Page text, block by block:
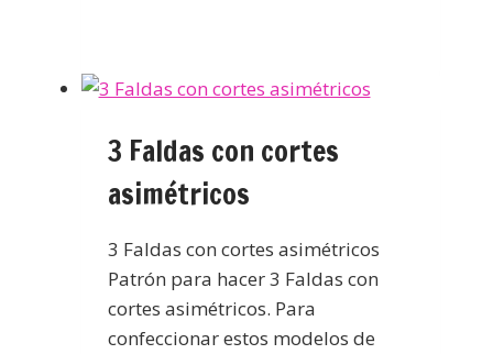
3 Faldas con cortes
asimétricos
3 Faldas con cortes asimétricos
Patrón para hacer 3 Faldas con
cortes asimétricos. Para
confeccionar estos modelos de